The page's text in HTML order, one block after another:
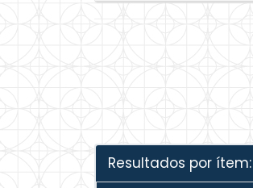
Resultados por ítem: